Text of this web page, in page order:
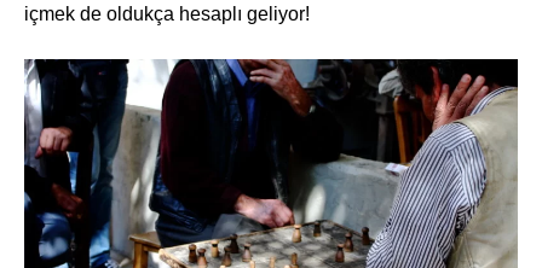
içmek de oldukça hesaplı geliyor!